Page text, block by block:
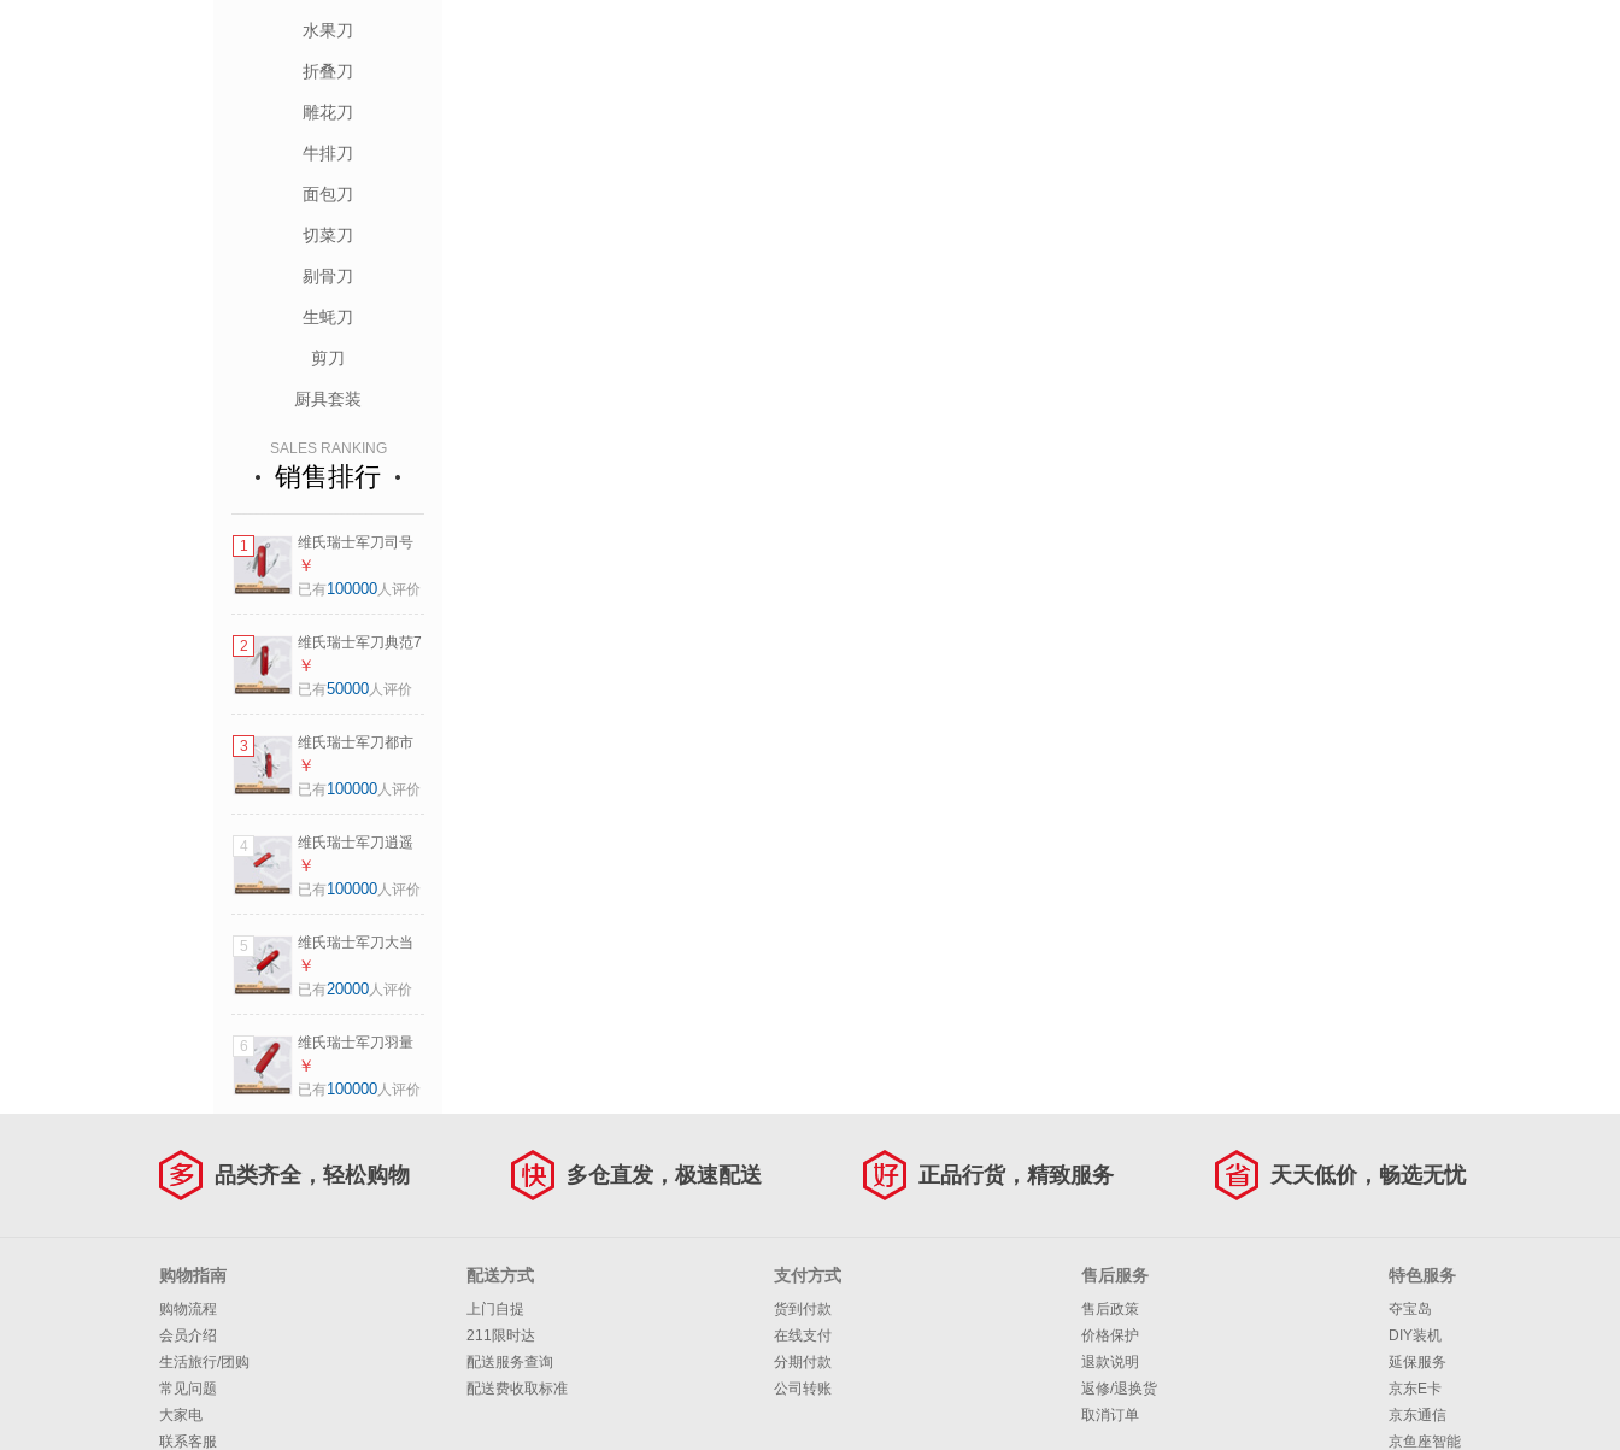
水果刀
折叠刀
雕花刀
牛排刀
面包刀
切菜刀
剔骨刀
生蚝刀
剪刀
厨具套装
SALES RANKING
销售排行
1
维氏瑞士军刀司号
员9项多功能水果刀
刀折叠刀红色
￥
已有100000人评价
2
维氏瑞士军刀典范7
项多功能水果刀刀
折叠刀时尚红
￥
已有50000人评价
3
维氏瑞士军刀都市
猎人15项多功能水
果刀刀折叠刀红色
￥
已有100000人评价
4
维氏瑞士军刀逍遥
派10项多功能刀水
果刀折叠刀红色
￥
已有100000人评价
5
维氏瑞士军刀大当
家15项多功能水果
刀刀折叠刀红色
￥
已有20000人评价
6
维氏瑞士军刀羽量
拳击手8项多功能水
果刀刀折叠刀红色
￥
已有100000人评价
品类齐全，轻松购物 多仓直发，极速配送 正品行货，精致服务 天天低价，畅选无忧
购物指南
购物流程
会员介绍
生活旅行/团购
常见问题
大家电
联系客服
配送方式
上门自提
211限时达
配送服务查询
配送费收取标准
支付方式
货到付款
在线支付
分期付款
公司转账
售后服务
售后政策
价格保护
退款说明
返修/退换货
取消订单
特色服务
夺宝岛
DIY装机
延保服务
京东E卡
京东通信
京鱼座智能